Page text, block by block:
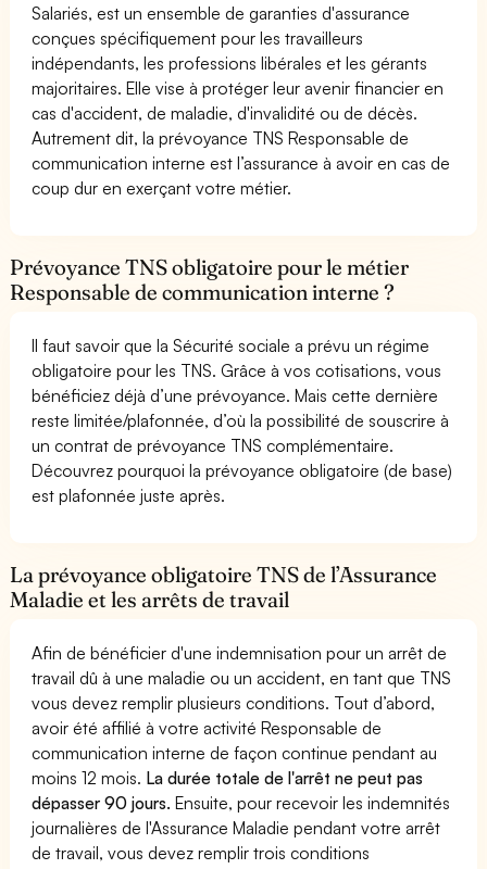
Salariés, est un ensemble de garanties d'assurance
conçues spécifiquement pour les travailleurs
indépendants, les professions libérales et les gérants
majoritaires. Elle vise à protéger leur avenir financier en
cas d'accident, de maladie, d'invalidité ou de décès.
Autrement dit, la prévoyance TNS Responsable de
communication interne est l’assurance à avoir en cas de
coup dur en exerçant votre métier.
Prévoyance TNS obligatoire pour le métier
Responsable de communication interne ?
Il faut savoir que la Sécurité sociale a prévu un régime
obligatoire pour les TNS. Grâce à vos cotisations, vous
bénéficiez déjà d’une prévoyance. Mais cette dernière
reste limitée/plafonnée, d’où la possibilité de souscrire à
un contrat de prévoyance TNS complémentaire.
Découvrez pourquoi la prévoyance obligatoire (de base)
est plafonnée juste après.
La prévoyance obligatoire TNS de l’Assurance
Maladie et les arrêts de travail
Afin de bénéficier d'une indemnisation pour un arrêt de
travail dû à une maladie ou un accident, en tant que TNS
vous devez remplir plusieurs conditions. Tout d’abord,
avoir été affilié à votre activité Responsable de
communication interne de façon continue pendant au
moins 12 mois. La durée totale de l'arrêt ne peut pas
dépasser 90 jours. Ensuite, pour recevoir les indemnités
journalières de l'Assurance Maladie pendant votre arrêt
de travail, vous devez remplir trois conditions